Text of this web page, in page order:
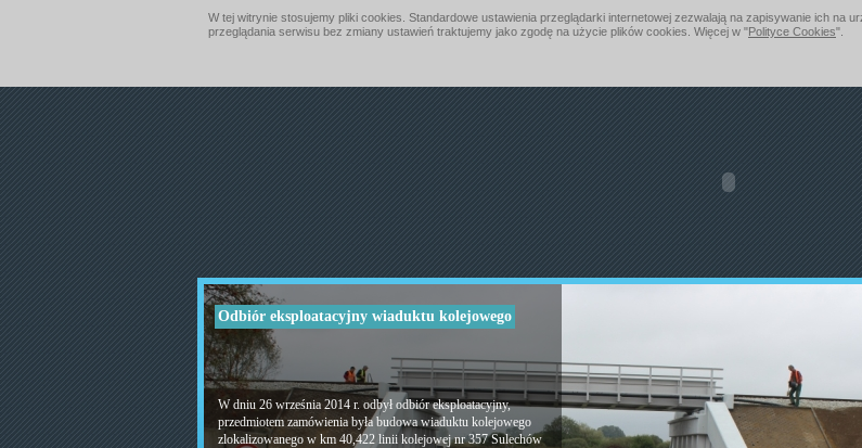
W tej witrynie stosujemy pliki cookies. Standardowe ustawienia przeglądarki internetowej zezwalają na zapisywanie ich na
przeglądania serwisu bez zmiany ustawień traktujemy jako zgodę na użycie plików cookies. Więcej w "Polityce Cookies".
Odbiór eksploatacyjny wiaduktu kolejowego
W dniu 26 września 2014 r. odbył odbiór eksploatacyjny,
przedmiotem zamówienia była budowa wiaduktu kolejowego
zlokalizowanego w km 40,422 linii kolejowej nr 357 Sulechów